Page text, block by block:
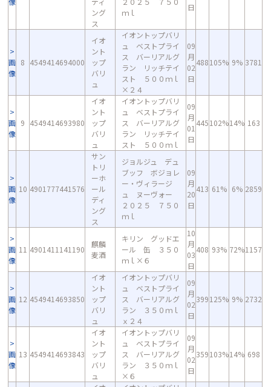
ング
ス
ｍｌ
日
画
像
8 4549414694000
イオ
ント
ップ
バリ
ュ
イオントップバリ
ュ ベストプライ
ス バーリアルグ
ラン リッチテイ
スト ５００ｍｌ
×２４
09
月
02
日
488105% 9% 3781
画
像
9 4549414693980
イオ
ント
ップ
バリ
ュ
イオントップバリ
ュ ベストプライ
ス バーリアルグ
ラン リッチテイ
スト ５００ｍｌ
09
月
01
日
445102%14% 163
画
像
10 4901777441576
サン
トリ
ーホ
ール
ディ
ング
ス
ジョルジュ デュ
ブッフ ボジョレ
ー・ヴィラージ
ュ ヌーヴォー
２０２５ ７５０
ｍｌ
09
月
20
日
413 61% 6% 2859
画
像
11 4901411141190
麒麟
麦酒
キリン グッドエ
ール 缶 ３５０
ｍｌ×６
10
月
03
日
408 93% 72%1157
画
像
12 4549414693850
イオ
ント
ップ
バリ
ュ
イオントップバリ
ュ ベストプライ
ス バーリアルグ
ラン ３５０ｍｌ
ｘ２４
09
月
02
日
399125% 9% 2732
画
像
13 4549414693843
イオ
ント
ップ
バリ
ュ
イオントップバリ
ュ ベストプライ
ス バーリアルグ
ラン ３５０ｍｌ
×６
09
月
02
日
359103%14% 698